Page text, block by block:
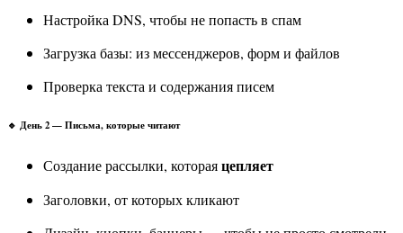
Настройка DNS, чтобы не попасть в спам
Загрузка базы: из мессенджеров, форм и файлов
Проверка текста и содержания писем
🔹 День 2 — Письма, которые читают
Создание рассылки, котораяцепляет
Заголовки, от которых кликают